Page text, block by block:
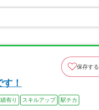
保存する
！
有り スキルアップ
駅チカ